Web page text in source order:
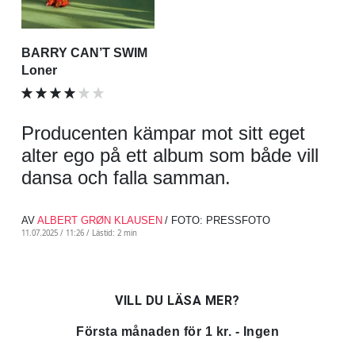
BARRY CAN’T SWIM
Loner
Producenten kämpar mot sitt eget
alter ego på ett album som både vill
dansa och falla samman.
AV ALBERT GRØN KLAUSEN / FOTO: PRESSFOTO
11.07.2025 / 11:26 / Lästid: 2 min
VILL DU LÄSA MER?
Första månaden för 1 kr. - Ingen